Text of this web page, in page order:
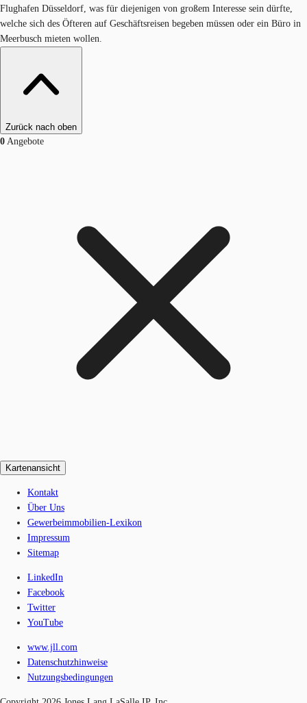
Flughafen Düsseldorf, was für diejenigen von großem Interesse sein dürfte,
welche sich des Öfteren auf Geschäftsreisen begeben müssen oder ein Büro in
Meerbusch mieten wollen.
Zurück nach oben
0 Angebote
Kartenansicht
Kontakt
Über Uns
Gewerbeimmobilien-Lexikon
Impressum
Sitemap
LinkedIn
Facebook
Twitter
YouTube
www.jll.com
Datenschutzhinweise
Nutzungsbedingungen